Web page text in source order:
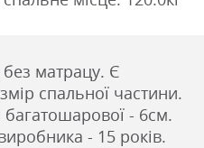
без матрацу. Є
спальної частини.
багатошарової - 6см.
- 15 років.